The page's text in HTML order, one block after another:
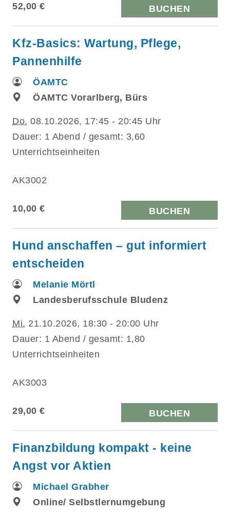
52,00 € BUCHEN
Kfz-Basics: Wartung, Pflege,
Pannenhilfe
ÖAMTC
ÖAMTC Vorarlberg, Bürs
Do. 08.10.2026, 17:45 - 20:45 Uhr
Dauer: 1 Abend / gesamt: 3,60
Unterrichtseinheiten
AK3002
10,00 € BUCHEN
Hund anschaffen – gut informiert
entscheiden
Melanie Mörtl
Landesberufsschule Bludenz
Mi. 21.10.2026, 18:30 - 20:00 Uhr
Dauer: 1 Abend / gesamt: 1,80
Unterrichtseinheiten
AK3003
29,00 € BUCHEN
Finanzbildung kompakt - keine
Angst vor Aktien
Michael Grabher
Online/ Selbstlernumgebung